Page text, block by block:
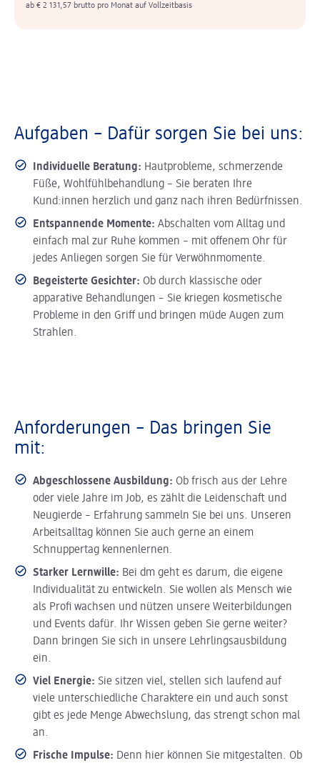
ab € 2 131,57 brutto pro Monat auf Vollzeitbasis
Aufgaben – Dafür sorgen Sie bei uns:
Individuelle Beratung: Hautprobleme, schmerzende
Füße, Wohlfühlbehandlung – Sie beraten Ihre
Kund:innen herzlich und ganz nach ihren Bedürfnissen.
Entspannende Momente: Abschalten vom Alltag und
einfach mal zur Ruhe kommen – mit offenem Ohr für
jedes Anliegen sorgen Sie für Verwöhnmomente.
Begeisterte Gesichter: Ob durch klassische oder
apparative Behandlungen – Sie kriegen kosmetische
Probleme in den Griff und bringen müde Augen zum
Strahlen.
Anforderungen – Das bringen Sie
mit:
Abgeschlossene Ausbildung: Ob frisch aus der Lehre
oder viele Jahre im Job, es zählt die Leidenschaft und
Neugierde – Erfahrung sammeln Sie bei uns. Unseren
Arbeitsalltag können Sie auch gerne an einem
Schnuppertag kennenlernen.
Starker Lernwille: Bei dm geht es darum, die eigene
Individualität zu entwickeln. Sie wollen als Mensch wie
als Profi wachsen und nützen unsere Weiterbildungen
und Events dafür. Ihr Wissen geben Sie gerne weiter?
Dann bringen Sie sich in unsere Lehrlingsausbildung
ein.
Viel Energie: Sie sitzen viel, stellen sich laufend auf
viele unterschiedliche Charaktere ein und auch sonst
gibt es jede Menge Abwechslung, das strengt schon mal
an.
Frische Impulse: Denn hier können Sie mitgestalten. Ob